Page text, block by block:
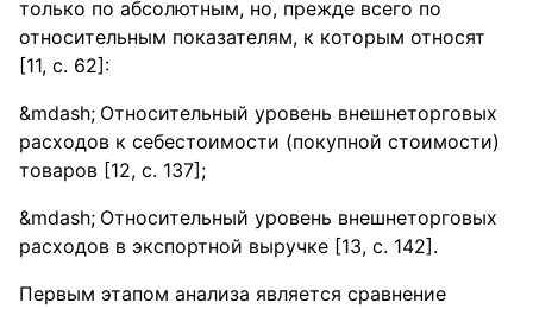
только по абсолютным, но, прежде всего по
относительным показателям, к которым относят
[11, с. 62]:
Относительный уровень внешнеторговых
расходов к себестоимости (покупной стоимости)
товаров [12, с. 137];
Относительный уровень внешнеторговых
расходов в экспортной выручке [13, с. 142].
Первым этапом анализа является сравнение